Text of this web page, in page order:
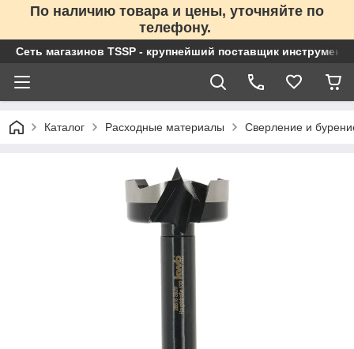
По наличию товара и цены, уточняйте по
телефону.
Сеть магазинов TSSP - крупнейший поставщик
Каталог Расходные материалы Сверление и